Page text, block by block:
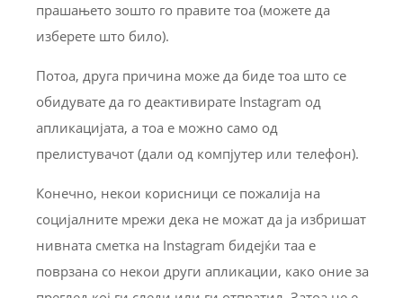
прашањето зошто го правите тоа (можете да
изберете што било).
Потоа, друга причина може да биде тоа што се
обидувате да го деактивирате Instagram од
апликацијата, а тоа е можно само од
прелистувачот (дали од компјутер или телефон).
Конечно, некои корисници се пожалија на
социјалните мрежи дека не можат да ја избришат
нивната сметка на Instagram бидејќи таа е
поврзана со некои други апликации, како оние за